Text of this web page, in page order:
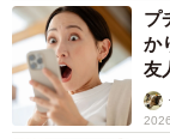
プ
か
友
解